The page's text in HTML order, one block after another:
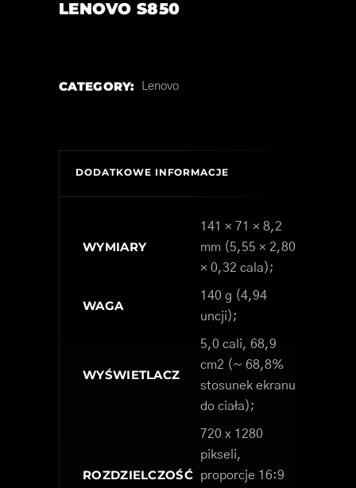
LENOVO S850
CATEGORY: Lenovo
DODATKOWE INFORMACJE
WYMIARY
141 × 71 × 8,2
mm (5,55 × 2,80
× 0,32 cala);
WAGA
140 g (4,94
uncji);
WYŚWIETLACZ
5,0 cali, 68,9
cm2 (~ 68,8%
stosunek ekranu
do ciała);
ROZDZIELCZOŚĆ
720 x 1280
pikseli,
proporcje 16:9